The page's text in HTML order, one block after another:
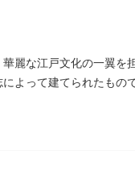
麗な江戸文化の一翼
よって建てられたもの